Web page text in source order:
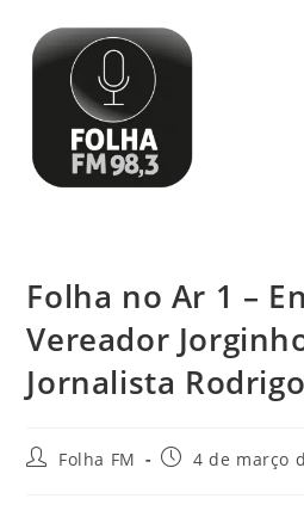
Folha no Ar 1 –
Vereador
Jornalista
Folha FM 4 de março